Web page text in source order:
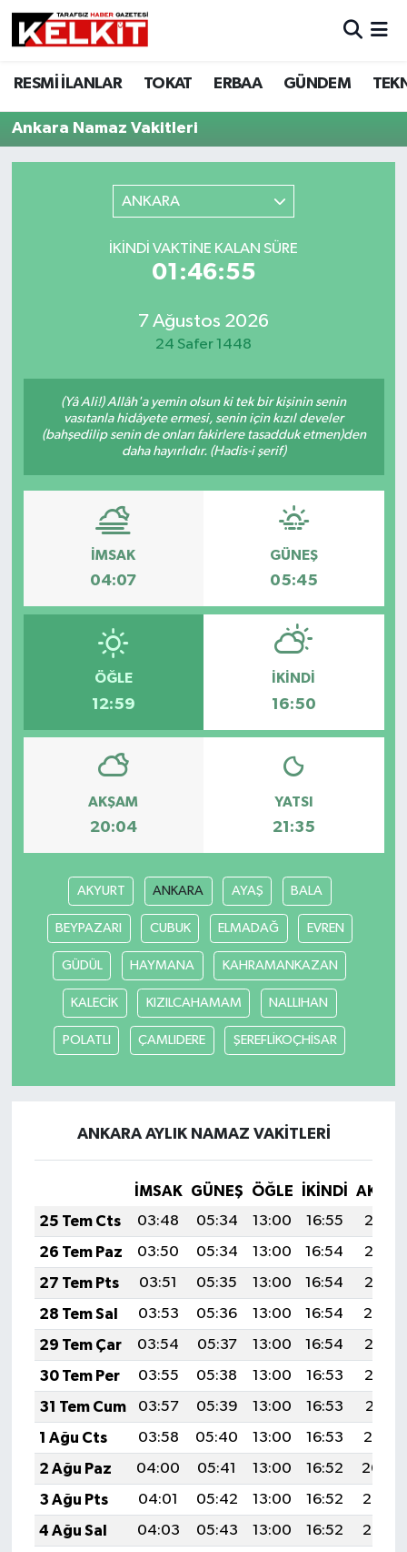
RESMİ İLANLAR TOKAT ERBAA GÜNDEM
Ankara Namaz Vakitleri
ANKARA
İKINDI VAKTINE KALAN SÜRE
01:46:55
7 Ağustos 2026
24 Safer 1448
(Yâ Ali!) Allâh'a yemin olsun ki tek bir kişinin senin
vasıtanla hidâyete ermesi, senin için kızıl develer
(bahşedilip senin de onları fakirlere tasadduk etmen)den
daha hayırlıdır. (Hadis-i şerif)
İMSAK
04:07
GÜNEŞ
05:45
ÖĞLE
12:59
İKINDI
16:50
AKŞAM
20:04
YATSI
21:35
AKYURT ANKARA AYAŞ BALA
BEYPAZARI CUBUK ELMADAĞ EVREN
GÜDÜL HAYMANA KAHRAMANKAZAN
KALECİK KIZILCAHAMAM NALLIHAN
POLATLI ÇAMLIDERE ŞEREFLİKOÇHİSAR
ANKARA AYLIK NAMAZ VAKITLERI
İMSAK GÜNEŞ ÖĞLE İKINDI
25 Tem Cts
03:48 05:34 13:00 16:55
20:17
26 Tem Paz
03:50 05:34 13:00 16:54
20:16
27 Tem Pts
03:51 05:35 13:00 16:54
20:15
28 Tem Sal
03:53 05:36 13:00 16:54
20:14
29 Tem Çar
03:54 05:37 13:00 16:54
20:13
30 Tem Per
03:55 05:38 13:00 16:53
20:12
31 Tem Cum
03:57 05:39 13:00 16:53
20:11
1 Ağu Cts
03:58 05:40 13:00 16:53
20:10
2 Ağu Paz
04:00 05:41 13:00 16:52
20:09
3 Ağu Pts
04:01 05:42 13:00 16:52
20:08
4 Ağu Sal
04:03 05:43 13:00 16:52
20:07